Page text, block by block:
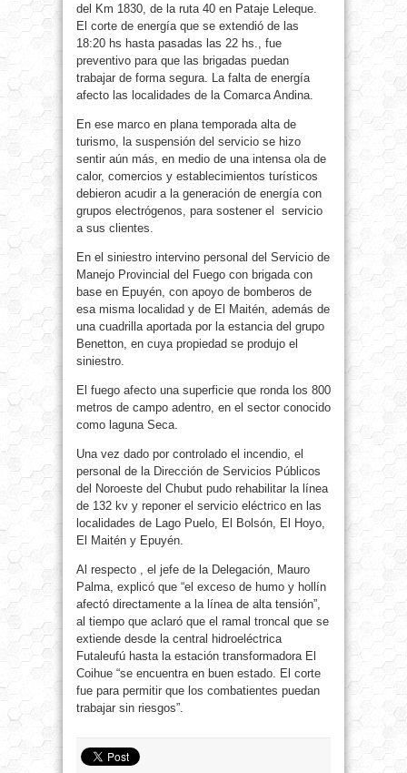
del Km 1830, de la ruta 40 en Pataje Leleque.
El corte de energía que se extendió de las
18:20 hs hasta pasadas las 22 hs., fue
preventivo para que las brigadas puedan
trabajar de forma segura. La falta de energía
afecto las localidades de la Comarca Andina.
En ese marco en plana temporada alta de
turismo, la suspensión del servicio se hizo
sentir aún más, en medio de una intensa ola de
calor, comercios y establecimientos turísticos
debieron acudir a la generación de energía con
grupos electrógenos, para sostener el servicio
a sus clientes.
En el siniestro intervino personal del Servicio de
Manejo Provincial del Fuego con brigada con
base en Epuyén, con apoyo de bomberos de
esa misma localidad y de El Maitén, además de
una cuadrilla aportada por la estancia del grupo
Benetton, en cuya propiedad se produjo el
siniestro.
El fuego afecto una superficie que ronda los 800
metros de campo adentro, en el sector conocido
como laguna Seca.
Una vez dado por controlado el incendio, el
personal de la Dirección de Servicios Públicos
del Noroeste del Chubut pudo rehabilitar la línea
de 132 kv y reponer el servicio eléctrico en las
localidades de Lago Puelo, El Bolsón, El Hoyo,
El Maitén y Epuyén.
Al respecto , el jefe de la Delegación, Mauro
Palma, explicó que “el exceso de humo y hollín
afectó directamente a la línea de alta tensión”,
al tiempo que aclaró que el ramal troncal que se
extiende desde la central hidroeléctrica
Futaleufú hasta la estación transformadora El
Coihue “se encuentra en buen estado. El corte
fue para permitir que los combatientes puedan
trabajar sin riesgos”.